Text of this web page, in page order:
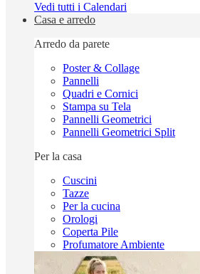
Vedi tutti i Calendari
Casa e arredo
Arredo da parete
Poster & Collage
Pannelli
Quadri e Cornici
Stampa su Tela
Pannelli Geometrici
Pannelli Geometrici Split
Per la casa
Cuscini
Tazze
Per la cucina
Orologi
Coperta Pile
Profumatore Ambiente